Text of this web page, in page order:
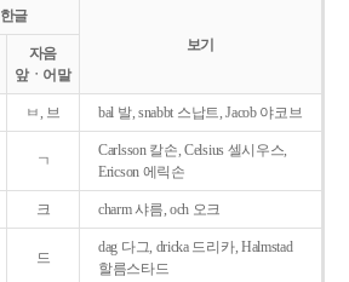
한글
보기
자음
앞ㆍ어말
ㅂ, 브 bal 발, snabbt 스납트, Jacob 야코브
ㄱ
Carlsson 칼손, Celsius 셀시우스,
Ericson 에릭손
크 charm 샤름, och 오크
드
dag 다그, dricka 드리카, Halmstad
할름스타드